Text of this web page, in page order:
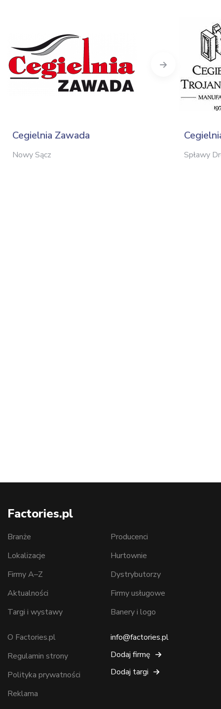
Cegielnia Zawada
Nowy Sącz Spławy
Factories.pl
Branże
Lokalizacje
Firmy A–Z
Aktualności
Targi i wystawy
Producenci
Hurtownie
Dystrybutorzy
Firmy usługowe
Banery i logo
O Factories.pl
Regulamin strony
Polityka prywatności
Reklama
info@factories.pl
Dodaj firmę
Dodaj targi